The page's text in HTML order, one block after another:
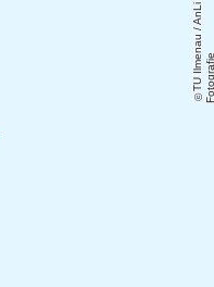
T
U
Il
m
n
a
u
/
A
n
Li
F
o
t
o
g
r
a
fi